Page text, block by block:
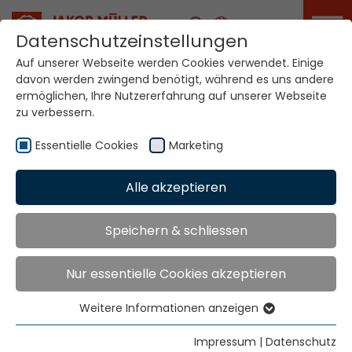
Karriere
Ihre Welt. Unsere
Technologien.
Home Norwegen
Globale Präsenz
Jakob Müller Deutschland GmbH
In der Graslake 54
58332 Schwelm
Datenschutzeinstellungen
Auf unserer Webseite werden Cookies verwendet. Einige
davon werden zwingend benötigt, während es uns andere
ermöglichen, Ihre Nutzererfahrung auf unserer Webseite
zu verbessern.
Essentielle Cookies Marketing
Alle akzeptieren
Speichern & schliessen
Nur essentielle Cookies akzeptieren
Essentielle Cookies
Essentielle Cookies werden für grundlegende
Weitere Informationen anzeigen
Impressum | Datenschutz